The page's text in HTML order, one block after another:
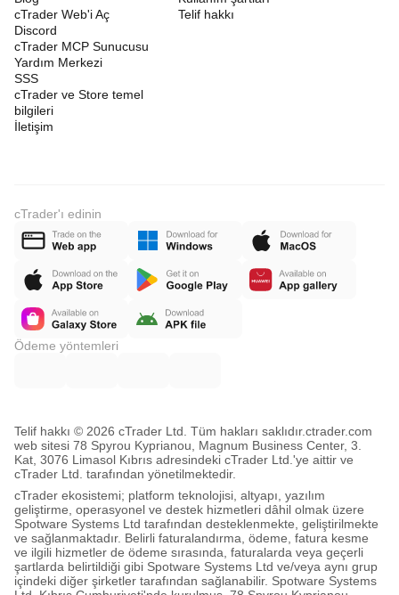
cTrader Web'i Aç
Discord
cTrader MCP Sunucusu
Yardım Merkezi
SSS
cTrader ve Store temel
bilgileri
İletişim
Telif hakkı
cTrader'ı edinin
Ödeme yöntemleri
Telif hakkı © 2026 cTrader Ltd. Tüm hakları saklıdır.ctrader.com
web sitesi 78 Spyrou Kyprianou, Magnum Business Center, 3.
Kat, 3076 Limasol Kıbrıs adresindeki cTrader Ltd.'ye aittir ve
cTrader Ltd. tarafından yönetilmektedir.
cTrader ekosistemi; platform teknolojisi, altyapı, yazılım
geliştirme, operasyonel ve destek hizmetleri dâhil olmak üzere
Spotware Systems Ltd tarafından desteklenmekte, geliştirilmekte
ve sağlanmaktadır. Belirli faturalandırma, ödeme, fatura kesme
ve ilgili hizmetler de ödeme sırasında, faturalarda veya geçerli
şartlarda belirtildiği gibi Spotware Systems Ltd ve/veya aynı grup
içindeki diğer şirketler tarafından sağlanabilir. Spotware Systems